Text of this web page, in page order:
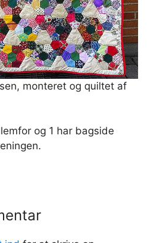
monteret og quiltet af
og 1 har bagside